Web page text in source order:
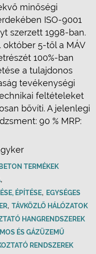
minőségi
ISO-9001
szerzett 1998-ban.
október 5-től a MÁV
100%-ban
a tulajdonos
tevékenységi
feltételeket
bővíti. A jelenlegi
90 % MRP:
BETON TERMÉKEK
,
ÉPÍTÉSE, EGYSÉGES
, TÁVKÖZLŐ HÁLÓZATOK
HANGRENDSZEREK
ÉS GÁZÜZEMŰ
RENDSZEREK